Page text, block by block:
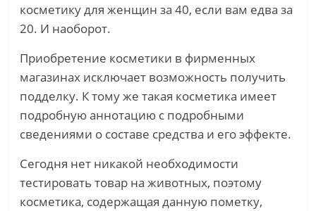
косметику для женщин за 40, если вам едва за
20. И наоборот.
Приобретение косметики в фирменных
магазинах исключает возможность получить
подделку. К тому же такая косметика имеет
подробную аннотацию с подробными
сведениями о составе средства и его эффекте.
Сегодня нет никакой необходимости
тестировать товар на животных, поэтому
косметика, содержащая данную пометку,